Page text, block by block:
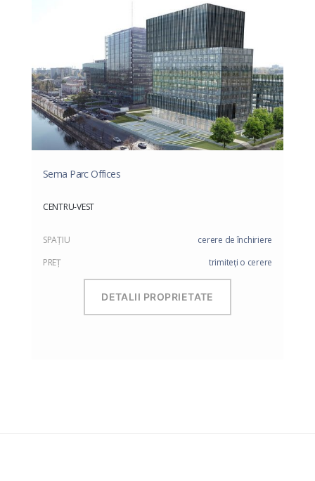
Sema Parc Offices
CENTRU-VEST
SPAŢIU
cerere de închiriere
PREŢ
trimiteți o cerere
DETALII PROPRIETATE